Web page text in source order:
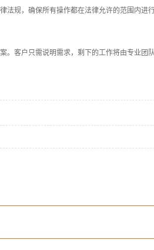
规，确保所有操作都在法律允许的范围内进
客户只需说明需求，剩下的工作将由专业团